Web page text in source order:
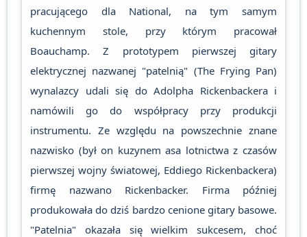
pracującego dla National, na tym samym
kuchennym stole, przy którym pracował
Boauchamp. Z prototypem pierwszej gitary
elektrycznej nazwanej "patelnią" (The Frying Pan)
wynalazcy udali się do Adolpha Rickenbackera i
namówili go do współpracy przy produkcji
instrumentu. Ze względu na powszechnie znane
nazwisko (był on kuzynem asa lotnictwa z czasów
pierwszej wojny światowej, Eddiego Rickenbackera)
firmę nazwano Rickenbacker. Firma później
produkowała do dziś bardzo cenione gitary basowe.
"Patelnia" okazała się wielkim sukcesem, choć